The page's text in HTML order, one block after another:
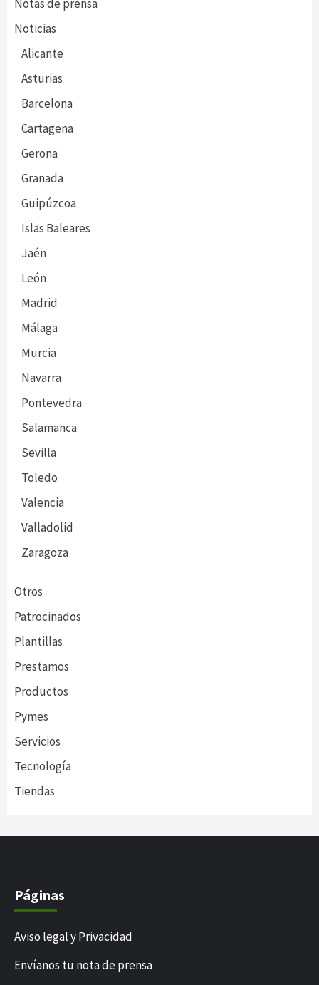
Notas de prensa
Noticias
Alicante
Asturias
Barcelona
Cartagena
Gerona
Granada
Guipúzcoa
Islas Baleares
Jaén
León
Madrid
Málaga
Murcia
Navarra
Pontevedra
Salamanca
Sevilla
Toledo
Valencia
Valladolid
Zaragoza
Otros
Patrocinados
Plantillas
Prestamos
Productos
Pymes
Servicios
Tecnología
Tiendas
Páginas
Aviso legal y Privacidad
Envíanos tu nota de prensa